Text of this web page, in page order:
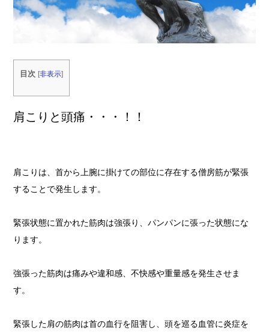
目次 [非表示]
肩こりと頭痛・・・！！
肩こりは、首から上腕に掛けての部位に存在する僧房筋が緊張
することで発生します。
緊張状態に置かれた筋肉は強張り、パンパンに張った状態にな
ります。
強張った筋肉は痛みや違和感、不快感や重量感を発生させま
す。
緊張した肩の筋肉は首の血行を阻害し、頭を巡る血管に炎症を